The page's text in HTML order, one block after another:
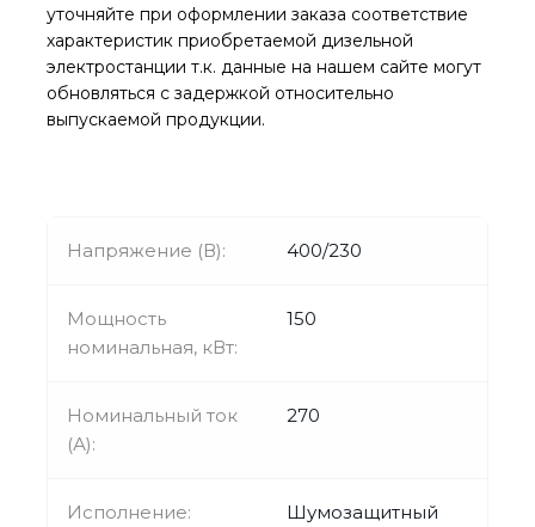
уточняйте при оформлении заказа соответствие
характеристик приобретаемой дизельной
электростанции т.к. данные на нашем сайте могут
обновляться с задержкой относительно
выпускаемой продукции.
Напряжение (В): 400/230
Мощность
номинальная, кВт:
150
Номинальный ток
(А):
270
Исполнение:
Шумозащитный